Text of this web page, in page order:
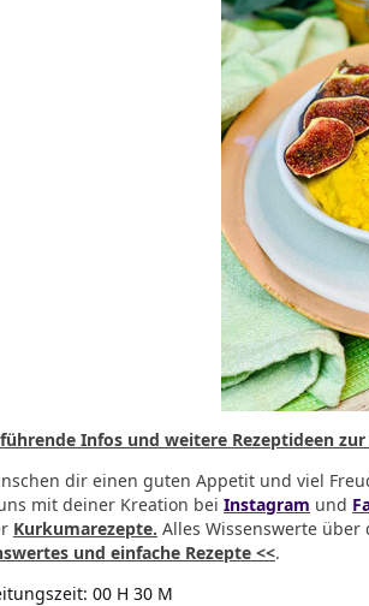
Infos und weitere Rezeptideen
dir einen guten Appetit und viel
mit deiner Kreation bei Instagram und
Kurkumarezepte. Alles Wissenswerte
und einfache Rezepte <<.
00 H 30 M